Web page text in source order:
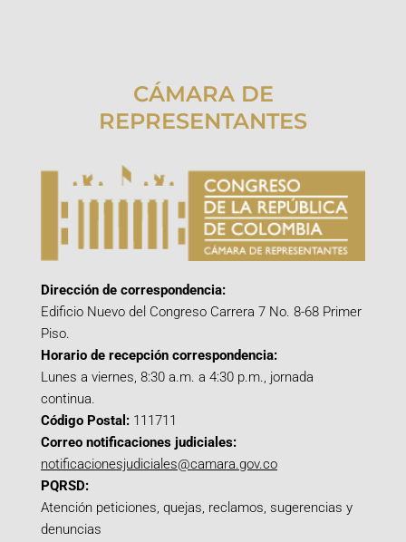
CÁMARA DE
REPRESENTANTES
Dirección de correspondencia:
Edificio Nuevo del Congreso Carrera 7 No. 8-68 Primer
Piso.
Horario de recepción correspondencia:
Lunes a viernes, 8:30 a.m. a 4:30 p.m., jornada
continua.
Código Postal: 111711
Correo notificaciones judiciales:
notificacionesjudiciales@camara.gov.co
PQRSD:
Atención peticiones, quejas, reclamos, sugerencias y
denuncias